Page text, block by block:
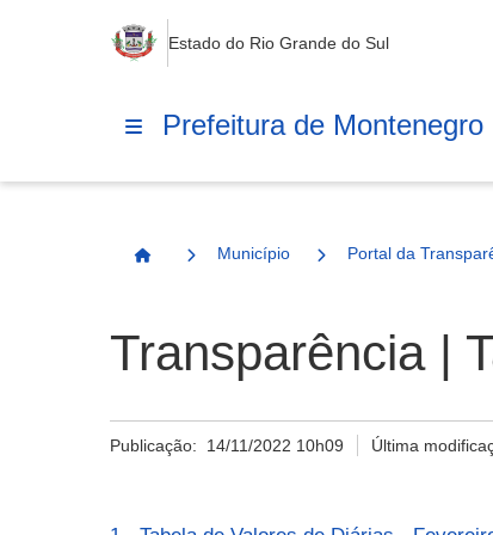
Estado do Rio Grande do Sul
Prefeitura de Montenegro
Página Inicial
Município Portal da
Transparência |
Publicação: 14/11/2022 10h09 Última